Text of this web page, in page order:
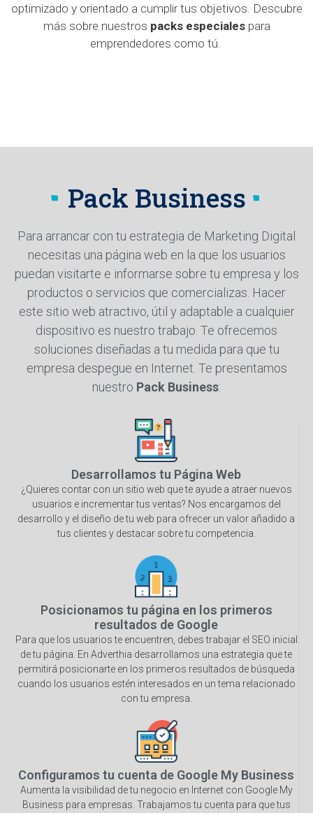
optimizado y orientado a cumplir tus objetivos. Descubre
más sobre nuestros packs especialespara
emprendedores como tú.
Pack Business
Para arrancar con tu estrategia de Marketing Digital
necesitas una página web en la que los usuarios
puedan visitarte e informarse sobre tu empresa y los
productos o servicios que comercializas. Hacer
este sitio web atractivo, útil y adaptable a cualquier
dispositivo es nuestro trabajo. Te ofrecemos
soluciones diseñadas a tu medida para que tu
empresa despegue en Internet. Te presentamos
nuestro Pack Business:
Desarrollamos tu Página Web
¿Quieres contar con un sitio web que te ayude a atraer nuevos
usuarios e incrementar tus ventas? Nos encargamos del
desarrollo y el diseño de tu web para ofrecer un valor añadido a
tus clientes y destacar sobre tu competencia.
Posicionamos tu página en los primeros
resultados de Google
Para que los usuarios te encuentren, debes trabajar el SEO inicial
de tu página. En Adverthia desarrollamos una estrategia que te
permitirá posicionarte en los primeros resultados de búsqueda
cuando los usuarios estén interesados en un tema relacionado
con tu empresa.
Configuramos tu cuenta de Google My Business
Aumenta la visibilidad de tu negocio en Internet con Google My
Business para empresas. Trabajamos tu cuenta para que tus